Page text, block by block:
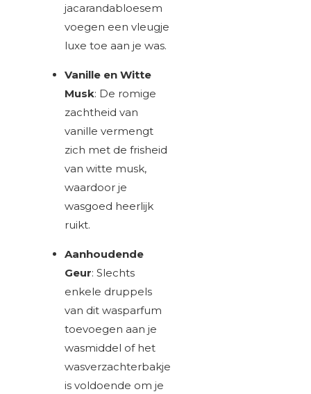
jacarandabloesem
voegen een vleugje
luxe toe aan je was.
Vanille en Witte
Musk: De romige
zachtheid van
vanille vermengt
zich met de frisheid
van witte musk,
waardoor je
wasgoed heerlijk
ruikt.
Aanhoudende
Geur: Slechts
enkele druppels
van dit wasparfum
toevoegen aan je
wasmiddel of het
wasverzachterbakje
is voldoende om je